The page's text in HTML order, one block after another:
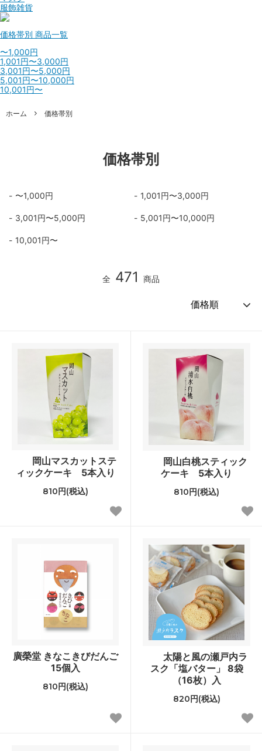
服飾雑貨
価格帯別 商品一覧
〜1,000円
1,001円〜3,000円
3,001円〜5,000円
5,001円〜10,000円
10,001円〜
ホーム 価格帯別
価格帯別
〜1,000円 1,001円〜3,000円
3,001円〜5,000円 5,001円〜10,000円
10,001円〜
全 471 商品
岡山マスカットステ
ィックケーキ 5本入り
810円(税込)
岡山白桃スティック
ケーキ 5本入り
810円(税込)
廣榮堂 きなこきびだんご
15個入
810円(税込)
太陽と風の瀬戸内ラ
スク「塩バター」 8袋
（16枚）入
820円(税込)